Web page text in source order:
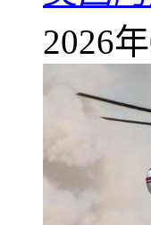
2026